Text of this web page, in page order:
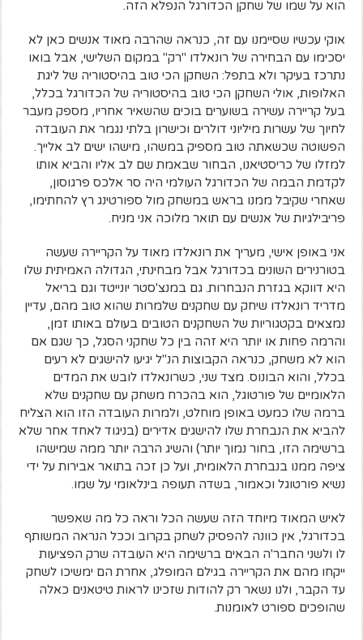
הוא על שמו של שחקן הכדורגל הנפלא הזה.
אוקי עכשיו שסיימנו עם זה, כנראה שהרבה מאוד אנשים כאן לא
יסכימו עם הבחירה של רונאלדו "רק" במקום השלישי, אבל בואו
נתרכז בעיקר ולא בתפל: השחקן הכי טוב בהיסטוריה של ליגת
האלופות, אולי השחקן הכי טוב בהיסטוריה של הכדורגל בכלל,
בעל קריירה עשירה בשוערים בוכים שהשאיר אחריו, מספק מעבר
לחיוך של עשרות מיליוני דולרים וכישרון בלתי נגמר את העובדה
הפשוטה שכשאתה טוב מספיק במשהו, מישהו ישים לב אלייך.
למזלו של כריסטיאנו, הבחור שבאמת שם לב אליו והביא אותו
לקדמת הבמה של הכדורגל העולמי היה סר אלכס פרגוסון,
שאחרי שקיבל ממנו בראש במשחק מול ספורטינג רץ להחתימו,
פריבילגיות של אנשים עם תואר מלוכה אני מניח.
אני באופן אישי, מעריך את רונאלדו מאוד על הקריירה שעשה
בטורנירים השונים בכדורגל אבל מבחינתי, הגדולה האמיתית שלו
היא דווקא בגזרת הנבחרות. גם במנצ'סטר יונייטד וגם בריאל
מדריד רונאלדו שיחק עם שחקנים שלמרות שהוא טוב מהם, עדיין
נמצאים בקטגוריות של השחקנים הטובים בעולם באותו זמן,
והרמה פחות או יותר היא זהה בין כל שחקני הסגל, כך שגם אם
הוא לא משחק, כנראה הקבוצות הנ"ל יגיעו להישגים לא רעים
בכלל, והוא הבונוס. מצד שני, כשרונאלדו לובש את המדים
הלאומיים של פורטוגל, הוא בהכרח משחק עם שחקנים שלא
ברמה שלו כמעט באופן מוחלט, ולמרות העובדה הזו הוא הצליח
להביא את הנבחרת שלו להישגים אדירים (בניגוד לאחד אחר שלא
ברשימה הזו, בחור נמוך יותר) והשיג הרבה יותר ממה שמישהו
ציפה ממנו בנבחרת הלאומית, ועל כן זכה בתואר אבירות על ידי
נשיא פורטוגל וכאמור, בשדה תעופה בינלאומי על שמו.
לאיש המאוד מיוחד הזה שעשה הכל וראה כל מה שאפשר
בכדורגל, אין כוונה להפסיק לשחק בקרוב וככל הנראה המשותף
לו ולשני החבר'ה הבאים ברשימה היא העובדה שרק הפציעות
ייקחו מהם את הקריירה בגילם המופלג, אחרת הם ימשיכו לשחק
עד הקבר, ולנו נשאר רק להודות שזכינו לראות טיטאנים כאלה
שהופכים ספורט לאומנות.